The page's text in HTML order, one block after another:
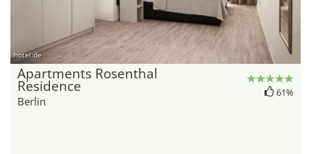
hotel.de
Apartments Rosenthal
Residence
Berlin
61%